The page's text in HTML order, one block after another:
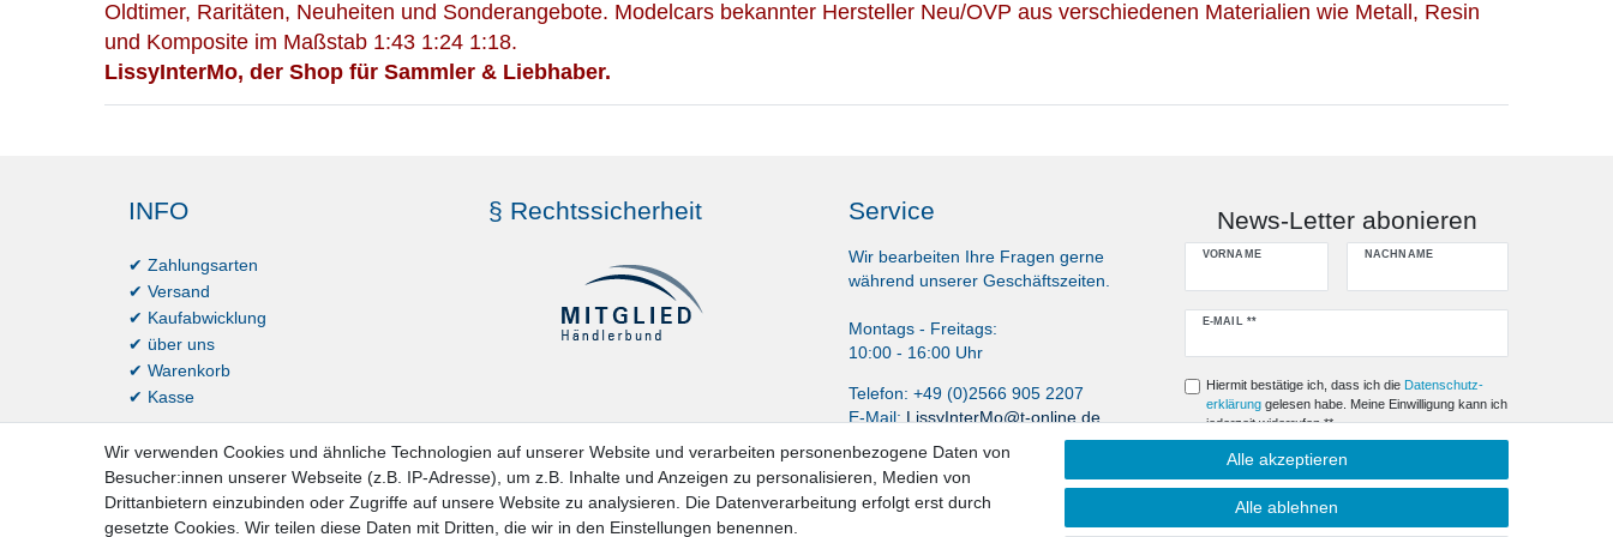
Oldtimer, Raritäten, Neuheiten und Sonderangebote. Modelcars bekannter Hersteller Neu/OVP aus verschiedenen Materialien wie Metall, Resin
und Komposite im Maßstab 1:43 1:24 1:18.
LissyInterMo, der Shop für Sammler & Liebhaber.
INFO
✔ Zahlungsarten
✔ Versand
✔ Kaufabwicklung
✔ über uns
✔ Warenkorb
✔ Kasse
§ Rechtssicherheit Service
Wir bearbeiten Ihre Fragen gerne
während unserer Geschäftszeiten.
Montags - Freitags:
10:00 - 16:00 Uhr
Telefon: +49 (0)2566 905 2207
E-Mail: LissyInterMo@t-online.de
News-Letter abonieren
VORNAME NACHNAME
E-MAIL **
Newsletter
Hiermit bestätige ich, dass ich die Daten­schutz­
erklärunggelesen habe. Meine Einwilligung kann ich
jederzeit widerrufen.**
Abonnieren
Wir verwenden Cookies und ähnliche Technologien auf unserer Website und verarbeiten personenbezogene Daten von
Besucher:innen unserer Webseite (z.B. IP-Adresse), um z.B. Inhalte und Anzeigen zu personalisieren, Medien von
Drittanbietern einzubinden oder Zugriffe auf unsere Website zu analysieren. Die Datenverarbeitung erfolgt erst durch
gesetzte Cookies. Wir teilen diese Daten mit Dritten, die wir in den Einstellungen benennen.
Alle akzeptieren
Alle ablehnen